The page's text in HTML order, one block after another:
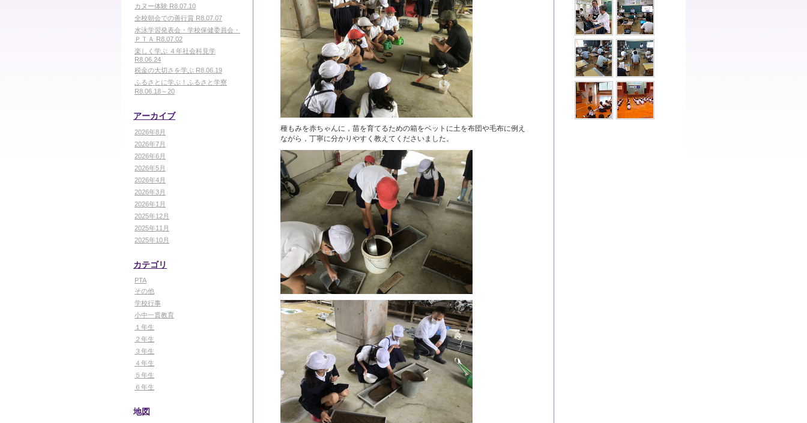
カヌー体験 R8.07.10
全校朝会での善行賞 R8.07.07
水泳学習発表会・学校保健委員会・
ＰＴＡ R8.07.02
楽しく学ぶ ４年社会科見学
R8.06.24
税金の大切さを学ぶ R8.06.19
ふるさとに学ぶ！ふるさと学寮
R8.06.18～20
アーカイブ
2026年8月
2026年7月
2026年6月
2026年5月
2026年4月
2026年3月
2026年1月
2025年12月
2025年11月
2025年10月
カテゴリ
PTA
その他
学校行事
小中一貫教育
１年生
２年生
３年生
４年生
５年生
６年生
地図
種もみを赤ちゃんに，苗を育てるための箱をベットに土を布団や毛布に例え
ながら，丁寧に分かりやすく教えてくださいました。